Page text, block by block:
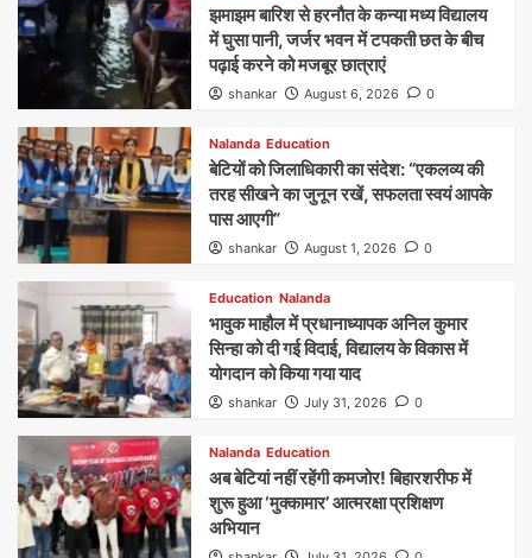
झमाझम बारिश से हरनौत के कन्या मध्य विद्यालय
में घुसा पानी, जर्जर भवन में टपकती छत के बीच
पढ़ाई करने को मजबूर छात्राएं
shankar August 6, 2026 0
Nalanda Education
बेटियों को जिलाधिकारी का संदेश: “एकलव्य की
तरह सीखने का जुनून रखें, सफलता स्वयं आपके
पास आएगी”
shankar August 1, 2026 0
Education Nalanda
भावुक माहौल में प्रधानाध्यापक अनिल कुमार
सिन्हा को दी गई विदाई, विद्यालय के विकास में
योगदान को किया गया याद
shankar July 31, 2026 0
Nalanda Education
अब बेटियां नहीं रहेंगी कमजोर! बिहारशरीफ में
शुरू हुआ ‘मुक्कामार’ आत्मरक्षा प्रशिक्षण
अभियान